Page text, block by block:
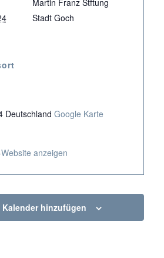
Deutschland Google Karte
anzeigen
Martin Franz Stftung
Stadt Goch
Kalender hinzufügen